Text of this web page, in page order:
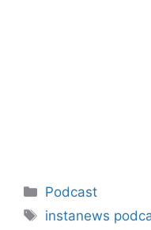
Categorie
Podcast
Tag
instanews